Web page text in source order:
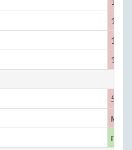
1509
1273
1278
5